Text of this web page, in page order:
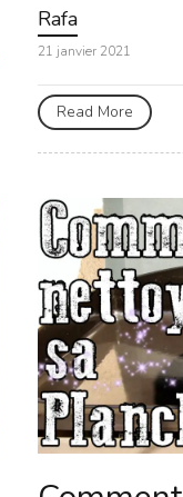
Rafa
21 janvier 2021
Read More